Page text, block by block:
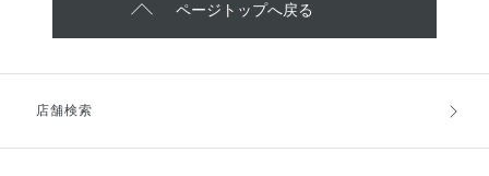
ページトップへ戻る
店舗検索